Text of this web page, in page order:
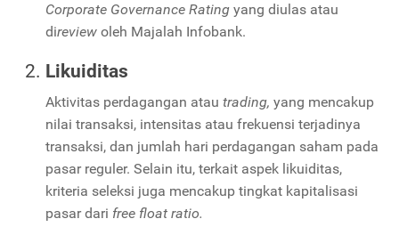
Corporate Governance Rating yang diulas atau
direview oleh Majalah Infobank.
Likuiditas
Aktivitas perdagangan atau trading, yang mencakup
nilai transaksi, intensitas atau frekuensi terjadinya
transaksi, dan jumlah hari perdagangan saham pada
pasar reguler. Selain itu, terkait aspek likuiditas,
kriteria seleksi juga mencakup tingkat kapitalisasi
pasar dari free float ratio.